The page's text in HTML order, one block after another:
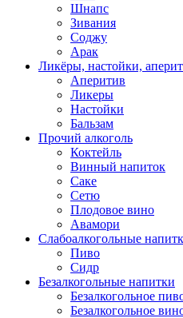
Шнапс
Зивания
Соджу
Арак
Ликёры, настойки,
Аперитив
Ликеры
Настойки
Бальзам
Прочий алкоголь
Коктейль
Винный напиток
Саке
Сетю
Плодовое вино
Авамори
Слабоалкогольные
Пиво
Сидр
Безалкогольные напитки
Безалкогольное
Безалкогольное